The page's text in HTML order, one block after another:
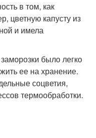
в том, как
цветную капусту из
и имела
было легко
ее на хранение.
соцветия,
термообработки.